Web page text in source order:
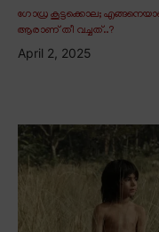
ഗോധ്ര കൂട്ടക്കൊല;
ആരാണ് തീ വച്ചത്..?
April 2, 2025